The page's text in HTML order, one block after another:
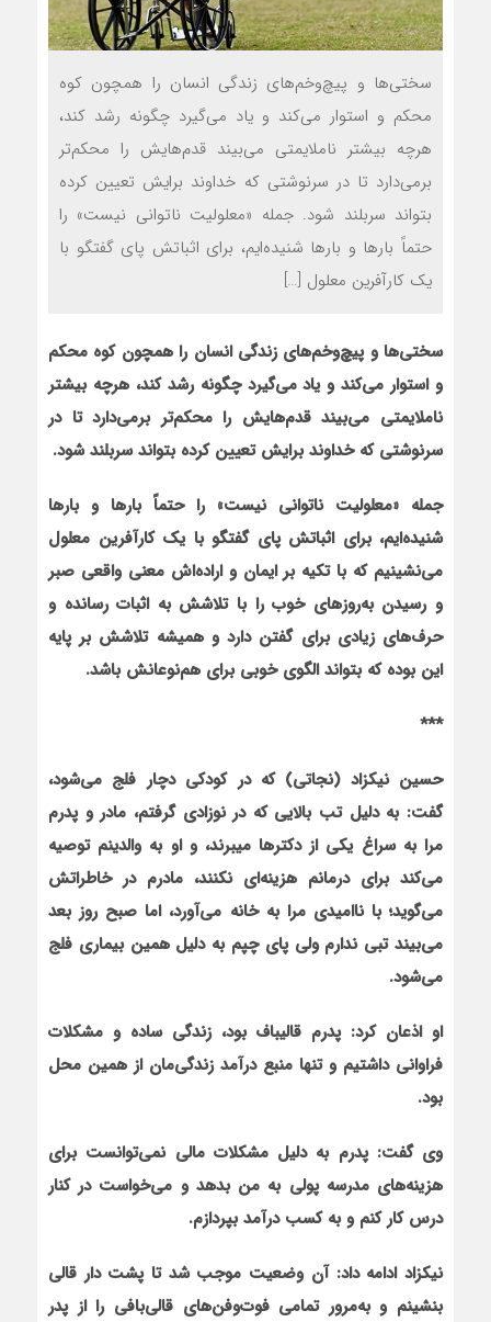
سختی‌ها و پیچ‌وخم‌های زندگی انسان را هم‏چون کوه
محکم و استوار می‌کند و یاد می‌گیرد چگونه رشد کند،
هرچه بیشتر ناملایمتی می‌بیند قدم‌هایش را محکم‌تر
برمی‌دارد تا در سرنوشتی که خداوند برایش تعیین کرده
بتواند سربلند شود. جمله «معلولیت ناتوانی نیست» را
حتماً بارها و بارها شنیده‌ایم، برای اثباتش پای گفتگو با
یک کارآفرین معلول […]
سختی‌ها و پیچ‌وخم‌های زندگی انسان را هم‏چون کوه محکم
و استوار می‌کند و یاد می‌گیرد چگونه رشد کند، هرچه بیشتر
ناملایمتی می‌بیند قدم‌هایش را محکم‌تر برمی‌دارد تا در
سرنوشتی که خداوند برایش تعیین کرده بتواند سربلند شود.
جمله «معلولیت ناتوانی نیست» را حتماً بارها و بارها
شنیده‌ایم، برای اثباتش پای گفتگو با یک کارآفرین معلول
می‌نشینیم که با تکیه بر ایمان و اراده‌اش معنی واقعی صبر
و رسیدن به‌روزهای خوب را با تلاشش به اثبات رسانده و
حرف‌های زیادی برای گفتن دارد و همیشه تلاشش بر پایه
این بوده که بتواند الگوی خوبی برای هم‌نوعانش باشد.
***
حسین نیکزاد (نجاتی) که در کودکی دچار فلج می‌شود،
گفت: به دلیل تب بالایی که در نوزادی گرفتم، مادر و پدرم
مرا به سراغ یکی از دکترها می‏برند، و او به والدینم توصیه
می‌کند برای درمانم هزینه‌ای نکنند، مادرم در خاطراتش
می‌گوید؛ با ناامیدی مرا به خانه می‌آورد، اما صبح روز بعد
می‌بیند تبی ندارم ولی پای چپم به دلیل همین بیماری فلج
می‌شود.
او اذعان کرد: پدرم قالیباف بود، زندگی ساده و مشکلات
فراوانی داشتیم و تنها منبع درآمد زندگی‌مان از همین محل
بود.
وی گفت: پدرم به دلیل مشکلات مالی نمی‌توانست برای
هزینه‌های مدرسه پولی به من بدهد و می‌خواست در کنار
درس کار کنم و به کسب درآمد بپردازم.
نیکزاد ادامه داد: آن وضعیت موجب شد تا پشت دار قالی
بنشینم و به‌مرور تمامی فوت‌وفن‌های قالی‌بافی را از پدر